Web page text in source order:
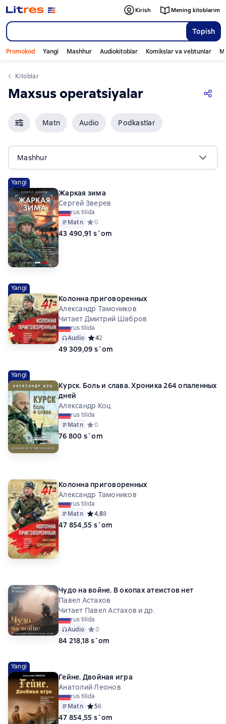
Topish
Kirish Mening kitoblarim
Promokod Yangi Mashhur Audiokitoblar Komikslar va vebtunlar
Kitoblar
Maxsus operatsiyalar
Matn Audio Podkastlar
Mashhur
Yangi
Жаркая зима
Сергей Зверев
rus tilida
Matn Средний рейтинг 0 на основе 0 оценок
0
43 490,91 s`om
Yangi
Колонна приговоренных
Александр Тамоников
Читает Дмитрий Шабров
rus tilida
Audio Средний рейтинг 4 на основе 2 оценок
42
49 309,09 s`om
Yangi
Курск. Боль и слава. Хроника 264 опаленных
дней
Александр Коц
rus tilida
Matn Средний рейтинг 0 на основе 0 оценок
0
76 800 s`om
Колонна приговоренных
Александр Тамоников
rus tilida
Matn Средний рейтинг 4,8 на основе 8 оценок
4,88
47 854,55 s`om
Чудо на войне. В окопах атеистов нет
Павел Астахов
Читает Павел Астахов и др.
rus tilida
Audio Средний рейтинг 0 на основе 0 оценок
0
84 218,18 s`om
Yangi
Гейне. Двойная игра
Анатолий Леонов
rus tilida
Matn Средний рейтинг 5 на основе 6 оценок
56
47 854,55 s`om